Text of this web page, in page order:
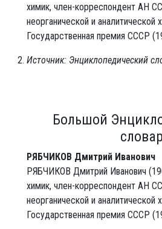
химик, член-корреспондент АН
неорганической и
Государственная премия СССР
Источник: Энциклопедический
Большой
РЯБЧИКОВ Дмитрий Иванович
РЯБЧИКОВ Дмитрий Иванович
химик, член-корреспондент АН
неорганической и
Государственная премия СССР